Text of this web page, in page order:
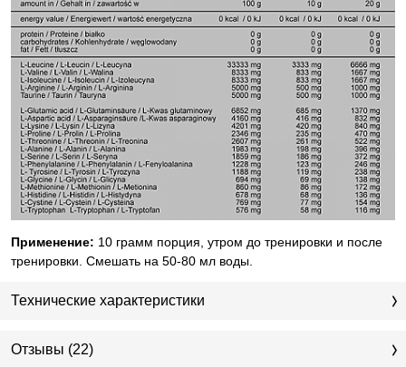
Применение: 10 грамм порция, утром до тренировки и после
тренировки. Смешать на 50-80 мл воды.
Технические характеристики
Отзывы (22)